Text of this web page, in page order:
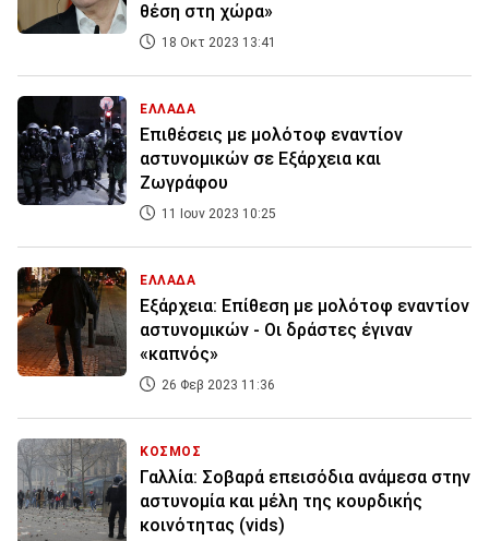
θέση στη χώρα»
18 Οκτ 2023 13:41
ΕΛΛΑΔΑ
Επιθέσεις με μολότοφ εναντίον
αστυνομικών σε Εξάρχεια και
Ζωγράφου
11 Ιουν 2023 10:25
ΕΛΛΑΔΑ
Εξάρχεια: Επίθεση με μολότοφ εναντίον
αστυνομικών - Οι δράστες έγιναν
«καπνός»
26 Φεβ 2023 11:36
ΚΟΣΜΟΣ
Γαλλία: Σοβαρά επεισόδια ανάμεσα στην
αστυνομία και μέλη της κουρδικής
κοινότητας (vids)